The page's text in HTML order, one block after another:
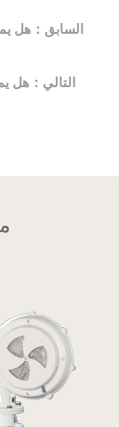
السابق：هل
التالي：هل